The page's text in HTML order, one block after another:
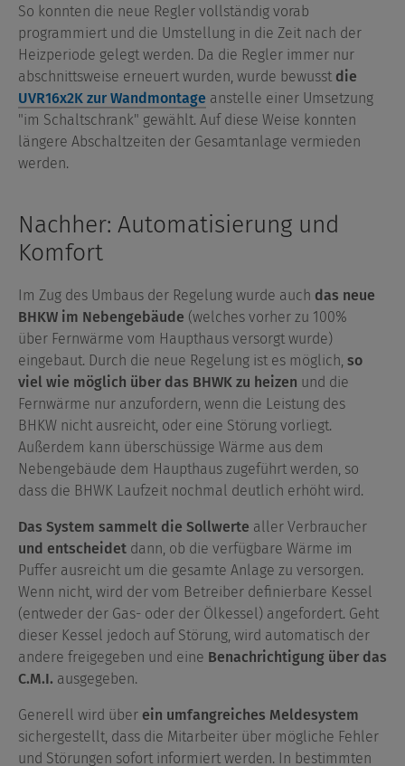
So konnten die neue Regler vollständig vorab
programmiert und die Umstellung in die Zeit nach der
Heizperiode gelegt werden. Da die Regler immer nur
abschnittsweise erneuert wurden, wurde bewusst die
UVR16x2K zur Wandmontage anstelle einer Umsetzung
"im Schaltschrank" gewählt. Auf diese Weise konnten
längere Abschaltzeiten der Gesamtanlage vermieden
werden.
Nachher: Automatisierung und
Komfort
Im Zug des Umbaus der Regelung wurde auch das neue
BHKW im Nebengebäude (welches vorher zu 100%
über Fernwärme vom Haupthaus versorgt wurde)
eingebaut. Durch die neue Regelung ist es möglich, so
viel wie möglich über das BHWK zu heizen und die
Fernwärme nur anzufordern, wenn die Leistung des
BHKW nicht ausreicht, oder eine Störung vorliegt.
Außerdem kann überschüssige Wärme aus dem
Nebengebäude dem Haupthaus zugeführt werden, so
dass die BHWK Laufzeit nochmal deutlich erhöht wird.
Das System sammelt die Sollwerte aller Verbraucher
und entscheidet dann, ob die verfügbare Wärme im
Puffer ausreicht um die gesamte Anlage zu versorgen.
Wenn nicht, wird der vom Betreiber definierbare Kessel
(entweder der Gas- oder der Ölkessel) angefordert. Geht
dieser Kessel jedoch auf Störung, wird automatisch der
andere freigegeben und eine Benachrichtigung über das
C.M.I. ausgegeben.
Generell wird über ein umfangreiches Meldesystem
sichergestellt, dass die Mitarbeiter über mögliche Fehler
und Störungen sofort informiert werden. In bestimmten